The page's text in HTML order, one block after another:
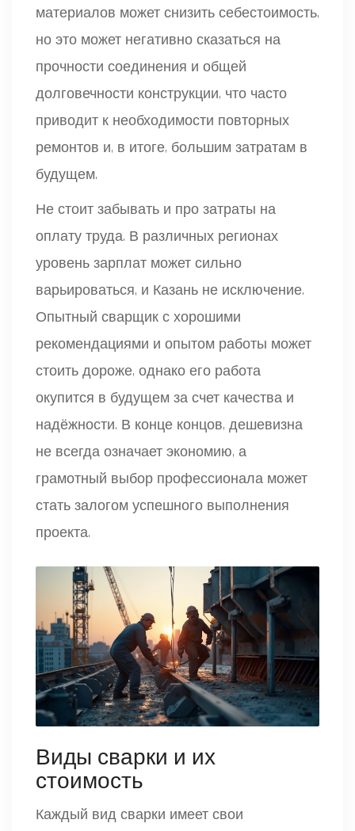
материалов может снизить себестоимость,
но это может негативно сказаться на
прочности соединения и общей
долговечности конструкции, что часто
приводит к необходимости повторных
ремонтов и, в итоге, большим затратам в
будущем.
Не стоит забывать и про затраты на
оплату труда. В различных регионах
уровень зарплат может сильно
варьироваться, и Казань не исключение.
Опытный сварщик с хорошими
рекомендациями и опытом работы может
стоить дороже, однако его работа
окупится в будущем за счет качества и
надёжности. В конце концов, дешевизна
не всегда означает экономию, а
грамотный выбор профессионала может
стать залогом успешного выполнения
проекта.
Виды сварки и их
стоимость
Каждый вид сварки имеет свои